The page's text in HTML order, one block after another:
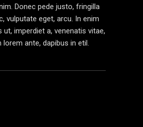
Donec pede justo, fringilla
vulputate eget, arcu. In enim
ut, imperdiet a, venenatis vitae,
lorem ante, dapibus in etil.